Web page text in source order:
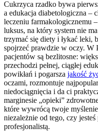
Cukrzyca rzadko bywa
a edukacja diabetologiczna –
leczeniu farmakologicznemu
luksus, na który system nie
trzymać się diety i łykać leki,
spojrzeć prawdzie w oczy. W
pacjentów są bezlitosne:
przechodzi pełnej, ciągłej
powikłań i pogarsza jakość
oczami, rozmontuje
niedociągnięcia i da ci
marginesie „opieki”
które wywrócą twoje
niezależnie od tego, czy
profesjonalistą.